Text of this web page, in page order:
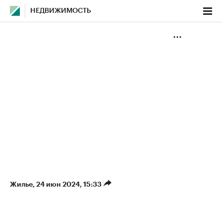
НЕДВИЖИМОСТЬ
Жилье⁠, 24 июн 2024, 15:33